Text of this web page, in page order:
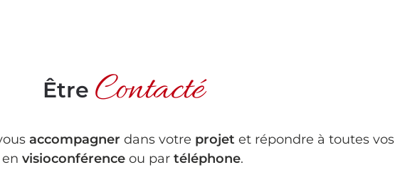
Être Contacté
accompagner dans votre projet et répondre à toutes vos
en visioconférence ou par téléphone.